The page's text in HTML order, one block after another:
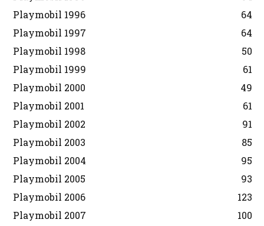
Playmobil 1996
64
Playmobil 1997
64
Playmobil 1998
50
Playmobil 1999
61
Playmobil 2000
49
Playmobil 2001
61
Playmobil 2002
91
Playmobil 2003
85
Playmobil 2004
95
Playmobil 2005
93
Playmobil 2006
123
Playmobil 2007
100